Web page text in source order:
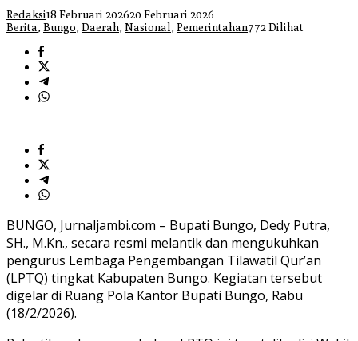
Redaksi18 Februari 202620 Februari 2026
Berita, Bungo, Daerah, Nasional , Pemerintahan772 Dilihat
BUNGO, Jurnaljambi.com – Bupati Bungo, Dedy Putra,
SH., M.Kn., secara resmi melantik dan mengukuhkan
pengurus Lembaga Pengembangan Tilawatil Qur’an
(LPTQ) tingkat Kabupaten Bungo. Kegiatan tersebut
digelar di Ruang Pola Kantor Bupati Bungo, Rabu
(18/2/2026).